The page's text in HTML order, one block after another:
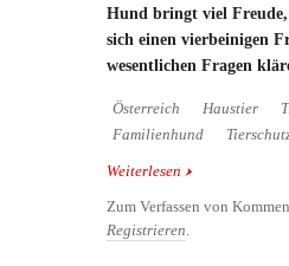
Hund bringt viel
sich einen vierbeinigen
wesentlichen Fragen
Österreich Haustier
Familienhund
Weiterlesen über Welcher
Zum Verfassen von
Registrieren